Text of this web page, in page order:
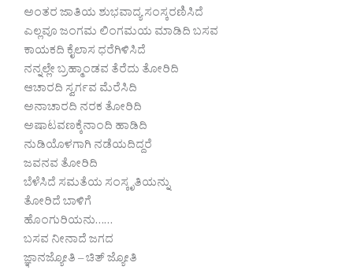
ಅಂತರ ಜಾತಿಯ ಶುಭವಾದ್ಯ ಸಂಸ್ಕರಣಿಸಿದೆ
ಎಲ್ಲವೂ ಜಂಗಮ ಲಿಂಗಮಯ ಮಾಡಿದಿ ಬಸವ
ಕಾಯಕದಿ ಕೈಲಾಸ ಧರೆಗಿಳಿಸಿದೆ
ನನ್ನಲ್ಲೇ ಬ್ರಹ್ಮಾಂಡವ ತೆರೆದು ತೋರಿದಿ
ಆಚಾರದಿ ಸ್ವರ್ಗವ ಮೆರೆಸಿದಿ
ಅನಾಚಾರದಿ ನರಕ ತೋರಿದಿ
ಅಷಾಟವಣಕ್ಕೆನಾಂದಿ ಹಾಡಿದಿ
ನುಡಿಯೊಳಗಾಗಿ ನಡೆಯದಿದ್ದರೆ
ಜವನವ ತೋರಿದಿ
ಬೆಳೆಸಿದೆ ಸಮತೆಯ ಸಂಸ್ಕೃತಿಯನ್ನು
ತೋರಿದೆ ಬಾಳಿಗೆ
ಹೊಂಗುರಿಯನು……
ಬಸವ ನೀನಾದೆ ಜಗದ
ಜ್ಞಾನಜ್ಯೋತಿ – ಚಿತ್ ಜ್ಯೋತಿ